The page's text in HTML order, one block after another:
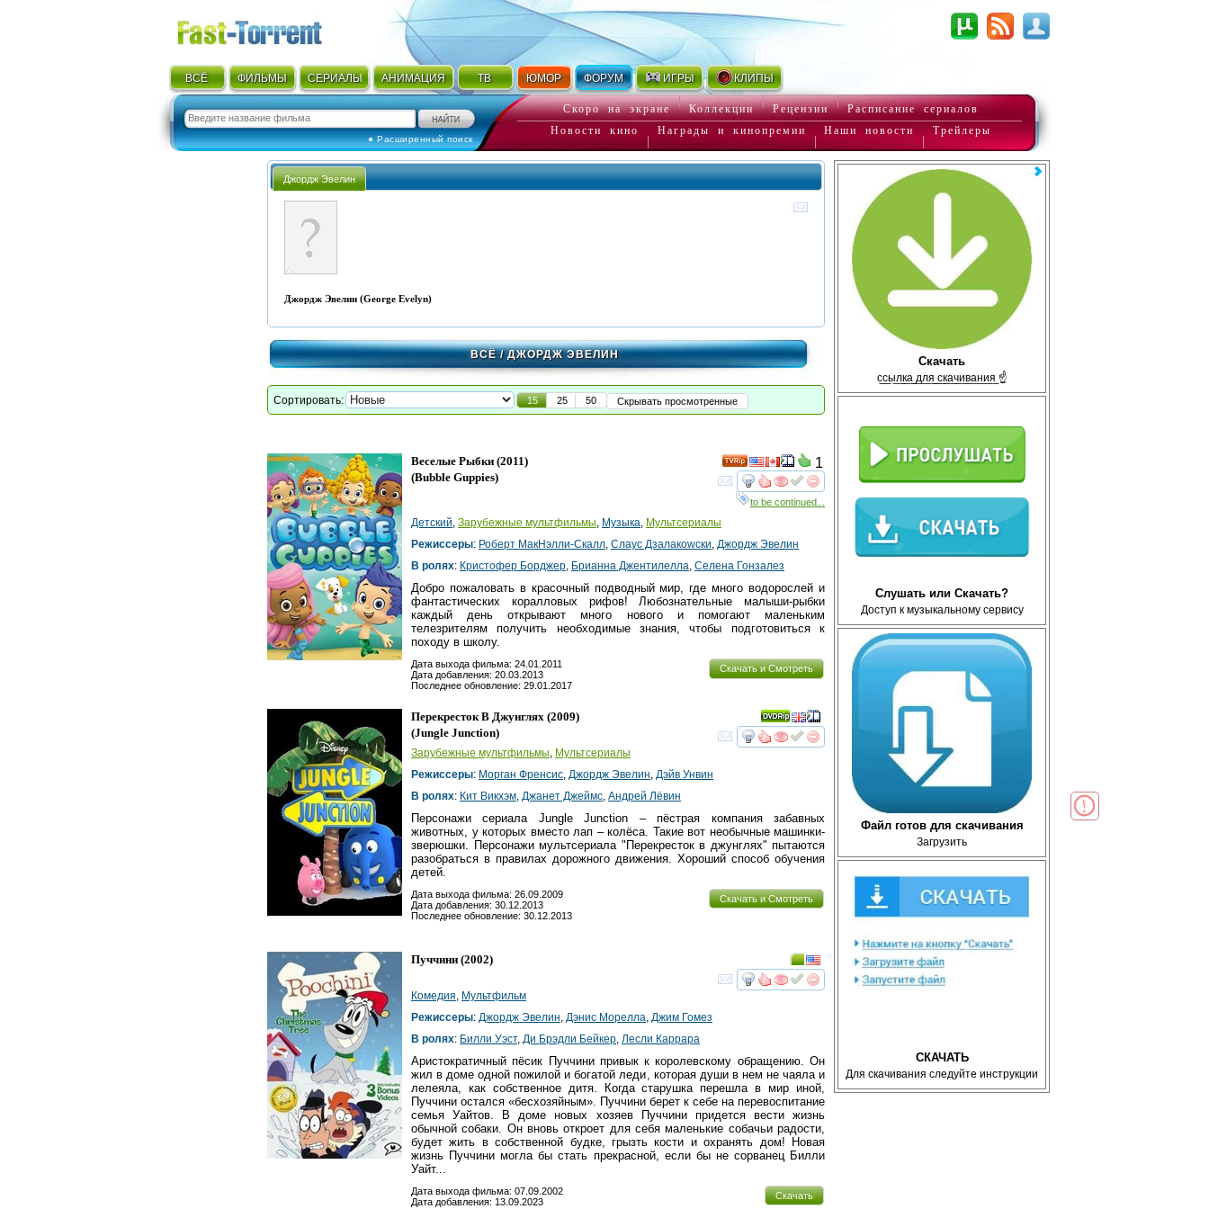
ВСЁ ФИЛЬМЫ СЕРИАЛЫ АНИМАЦИЯ ТВ ЮМОР ФОРУМ ИГРЫ КЛИПЫ
● Расширенный поиск
Скоро на экране Коллекции Рецензии
Расписание сериалов
Новости кино
Награды и кинопремии Наши новости Трейлеры
Скачать
с̲с̲ы̲л̲к̲а̲ ̲д̲л̲я̲ ̲с̲к̲а̲ч̲и̲в̲а̲н̲и̲я̲ ☝
Слушать или Скачать?
Доступ к музыкальному сервису
Файл готов для скачивания
Загрузить
СКАЧАТЬ
Для скачивания следуйте инструкции
Джордж Эвелин
Джордж Эвелин (George Evelyn)
ВСЁ/ ДЖОРДЖ ЭВЕЛИН
Сортировать: 15 25 50 Скрывать просмотренные
смотретьинтересует
1
Веселые Рыбки (2011)
(Bubble Guppies)
to be continued...
Детский, Зарубежные мультфильмы, Музыка, Мультсериалы
Режиссеры: Роберт МакНэлли-Скалл, Cлаус Дзалакоwски, Джордж Эвелин
В ролях: Кристофер Борджер, Брианна Джентилелла, Селена Гонзалез
Добро пожаловать в красочный подводный мир, где много водорослей и
фантастических коралловых рифов! Любознательные малыши-рыбки
каждый день открывают много нового и помогают маленьким
телезрителям получить необходимые знания, чтобы подготовиться к
походу в школу.
Скачать и Смотреть
Дата выхода фильма: 24.01.2011
Дата добавления: 20.03.2013
Последнее обновление: 29.01.2017
смотретьинтересует
Перекресток В Джунглях (2009)
(Jungle Junction)
Зарубежные мультфильмы, Мультсериалы
Режиссеры: Морган Френсис, Джордж Эвелин, Дэйв Унвин
В ролях: Кит Викхэм, Джанет Джеймс, Андрей Лёвин
Персонажи сериала Jungle Junction – пёстрая компания забавных
животных, у которых вместо лап – колёса. Такие вот необычные машинки-
зверюшки. Персонажи мультсериала "Перекресток в джунглях" пытаются
разобраться в правилах дорожного движения. Хороший способ обучения
детей.
Скачать и Смотреть
Дата выхода фильма: 26.09.2009
Дата добавления: 30.12.2013
Последнее обновление: 30.12.2013
смотретьинтересует
Пуччини (2002)
Комедия, Мультфильм
Режиссеры: Джордж Эвелин, Дэнис Морелла, Джим Гомез
В ролях: Билли Уэст, Ди Брэдли Бейкер, Лесли Каррара
Аристократичный пёсик Пуччини привык к королевскому обращению. Он
жил в доме одной пожилой и богатой леди, которая души в нем не чаяла и
лелеяла, как собственное дитя. Когда старушка перешла в мир иной,
Пуччини остался «бесхозяйным». Пуччини берет к себе на перевоспитание
семья Уайтов. В доме новых хозяев Пуччини придется вести жизнь
обычной собаки. Он вновь откроет для себя маленькие собачьи радости,
будет жить в собственной будке, грызть кости и охранять дом! Новая
жизнь Пуччини могла бы стать прекрасной, если бы не сорванец Билли
Уайт...
Скачать
Дата выхода фильма: 07.09.2002
Дата добавления: 13.09.2023